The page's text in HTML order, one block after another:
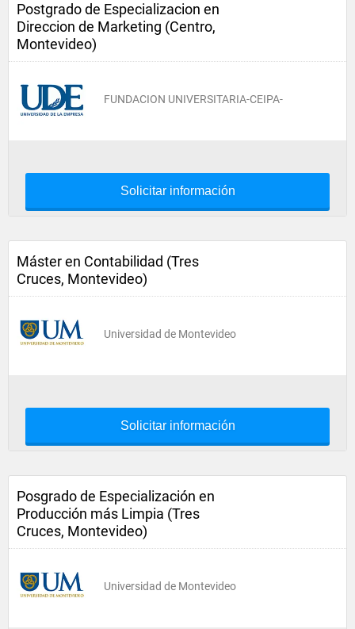
Postgrado de Especializacion en
Direccion de Marketing (Centro,
Montevideo)
FUNDACION UNIVERSITARIA-CEIPA-
Solicitar información
Máster en Contabilidad (Tres
Cruces, Montevideo)
Universidad de Montevideo
Solicitar información
Posgrado de Especialización en
Producción más Limpia (Tres
Cruces, Montevideo)
Universidad de Montevideo